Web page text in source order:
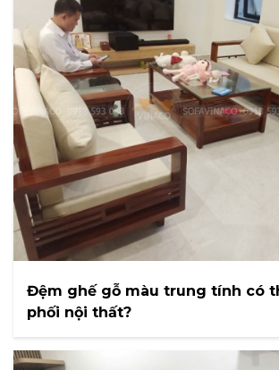
Đệm ghế gỗ màu trung tính có
phối nội thất?